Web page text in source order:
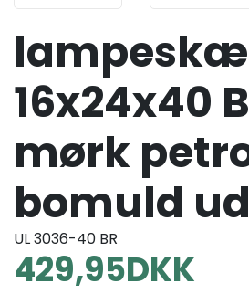
16x24x40
mørk
bomuld
UL 3036-40 BR
429,95DKK